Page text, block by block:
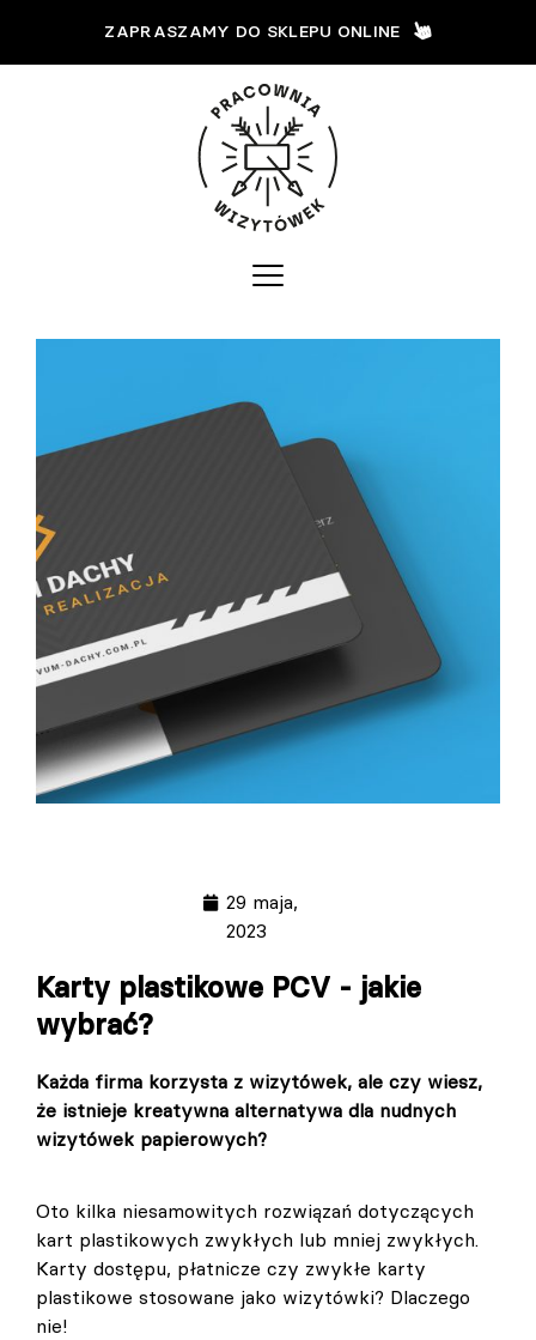
ZAPRASZAMY DO SKLEPU ONLINE
29 maja,
2023
Karty plastikowe PCV - jakie
wybrać?
Każda firma korzysta z wizytówek, ale czy wiesz,
że istnieje kreatywna alternatywa dla nudnych
wizytówek papierowych?
Oto kilka niesamowitych rozwiązań dotyczących
kart plastikowych zwykłych lub mniej zwykłych.
Karty dostępu, płatnicze czy zwykłe karty
plastikowe stosowane jako wizytówki? Dlaczego
nie!